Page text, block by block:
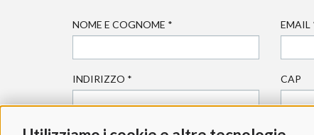
NOME E COGNOME * EMAIL
INDIRIZZO * CAP